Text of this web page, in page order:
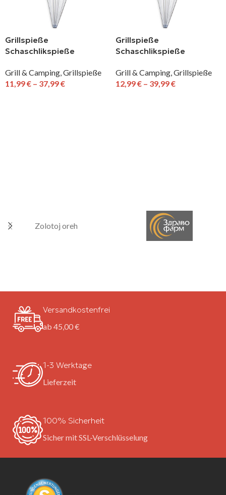
Grillspieße
Schaschlikspieße
Stärke 1,5 mm
Grill & Camping,Grillspieße
11,99€ – 37,99€
Grillspieße
Schaschlikspieße
Stärke 1,5 mm
Grill & Camping,Grillspieße
12,99€ – 39,99€
Zolotoj oreh
Versandkostenfrei
ab 45,00 €
1-3 Werktage
Lieferzeit
100% Sicherheit
Sicher mit SSL-Verschlüsselung